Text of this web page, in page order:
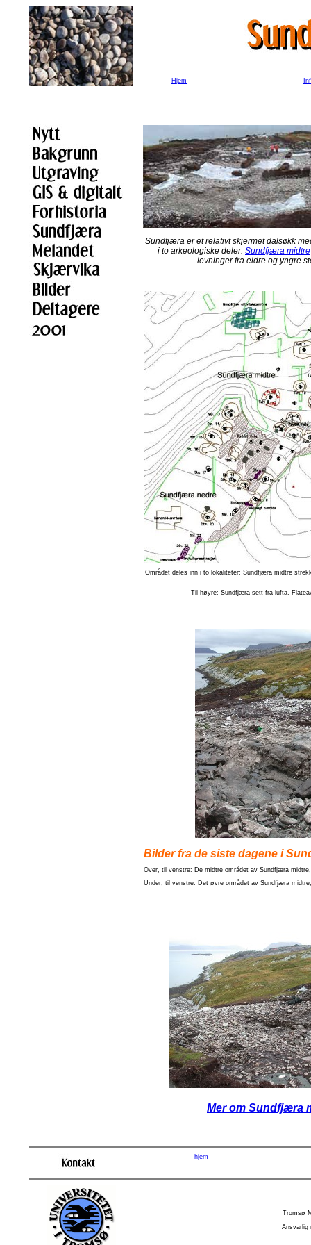
Hjem
Sundfjæra er et relativt skjermet dalsøkk
i to arkeologiske deler: Sundfjæra midtre
levninger fra eldre og yngre
Området deles inn i to lokaliteter: Sundfjæra midtre
Til høyre: Sundfjæra sett fra lufta.
Bilder fra de siste dagene i
Over, til venstre: De midtre området av Sundfjæra
Under, til venstre: Det øvre området av Sundfjæra
Mer om Sundfjæra
hjem
Tromsø